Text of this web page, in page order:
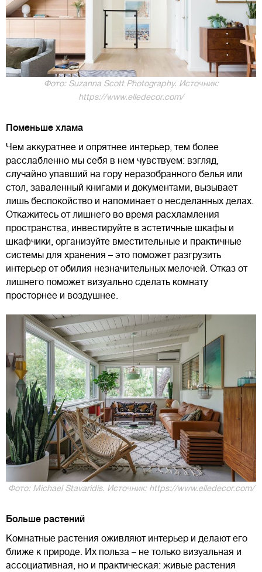
Фото: Suzanna Scott Photography. Источник:
https://www.elledecor.com/
Поменьше хлама
Чем аккуратнее и опрятнее интерьер, тем более
расслабленно мы себя в нем чувствуем: взгляд,
случайно упавший на гору неразобранного белья или
стол, заваленный книгами и документами, вызывает
лишь беспокойство и напоминает о несделанных делах.
Откажитесь от лишнего во время расхламления
пространства, инвестируйте в эстетичные шкафы и
шкафчики, организуйте вместительные и практичные
системы для хранения – это поможет разгрузить
интерьер от обилия незначительных мелочей. Отказ от
лишнего поможет визуально сделать комнату
просторнее и воздушнее.
Фото: Michael Stavaridis. Источник: https://www.elledecor.com/
Больше растений
Комнатные растения оживляют интерьер и делают его
ближе к природе. Их польза – не только визуальная и
ассоциативная, но и практическая: живые растения